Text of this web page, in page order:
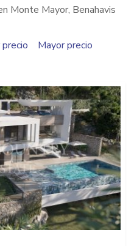
Monte Mayor, Benahavis
Mayor precio